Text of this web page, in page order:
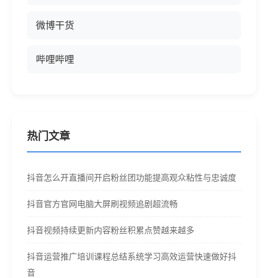
微博干货
哔哩哔哩
热门文章
抖音怎么开直播间开启粉丝团功能提高观众粘性与忠诚度
抖音官方官网电脑大屏刷视频追剧超流畅
抖音视频持续更新内容粉丝积累点赞越来越多
抖音运营推广培训课程总结系统学习高效运营快速做好抖
音